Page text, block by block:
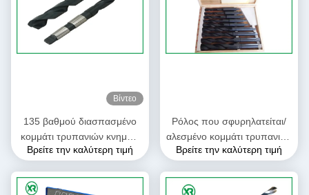
Βίντεο
135 βαθμού διασπασμένο
κομμάτι τρυπανιών κνημών
σημείου μυτερό DIN 345
Μορς
Βρείτε την καλύτερη τιμή
Ρόλος που σφυρηλατείται/
αλεσμένο κομμάτι τρυπανιών
κνημών HSS μυτερό που
DIN 345
Βρείτε την καλύτερη τιμή